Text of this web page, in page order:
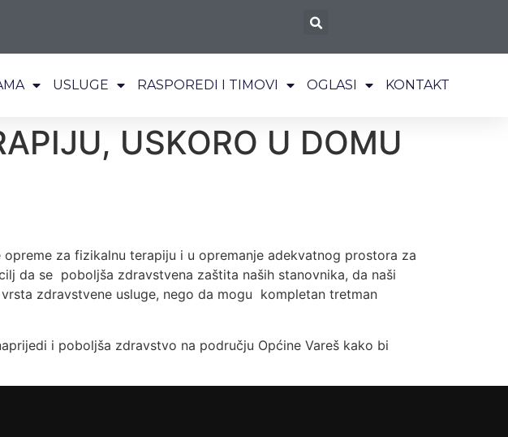
USLUGE RASPOREDI I TIMOVI OGLASI KONTAKT
USKORO U DOMU
za fizikalnu terapiju i u opremanje adekvatnog prostora za
da se poboljša zdravstvena zaštita naših stanovnika, da naši
zdravstvene usluge, nego da mogu kompletan tretman
i poboljša zdravstvo na području Općine Vareš kako bi